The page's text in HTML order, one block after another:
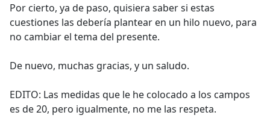
Por cierto, ya de paso, quisiera saber si estas
cuestiones las debería plantear en un hilo nuevo, para
no cambiar el tema del presente.
De nuevo, muchas gracias, y un saludo.
EDITO: Las medidas que le he colocado a los campos
es de 20, pero igualmente, no me las respeta.